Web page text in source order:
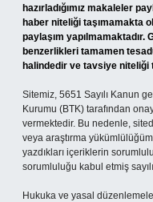
hazırladığımız makaleler
haber niteliği taşımamakta
paylaşım
benzerlikleri tamamen
halindedir ve tavsiye niteliği
Sitemiz, 5651 Sayılı Kanun
Kurumu (BTK) tarafından
vermektedir. Bu nedenle,
veya araştırma
yazdıkları içeriklerin
sorumluluğu kabul etmiş
Hukuka ve yasal